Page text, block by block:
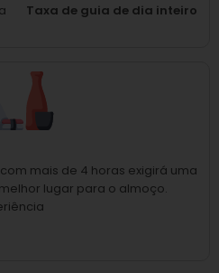
Taxa de guia de dia inteiro
mais de 4 horas exigirá uma
lugar para o almoço.